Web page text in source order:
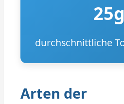
25g
durchschnittliche
Arten der